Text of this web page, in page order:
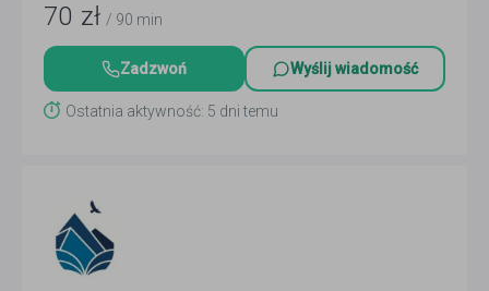
70 zł / 90 min
Zadzwoń Wyślij wiadomość
Ostatnia aktywność: 5 dni temu